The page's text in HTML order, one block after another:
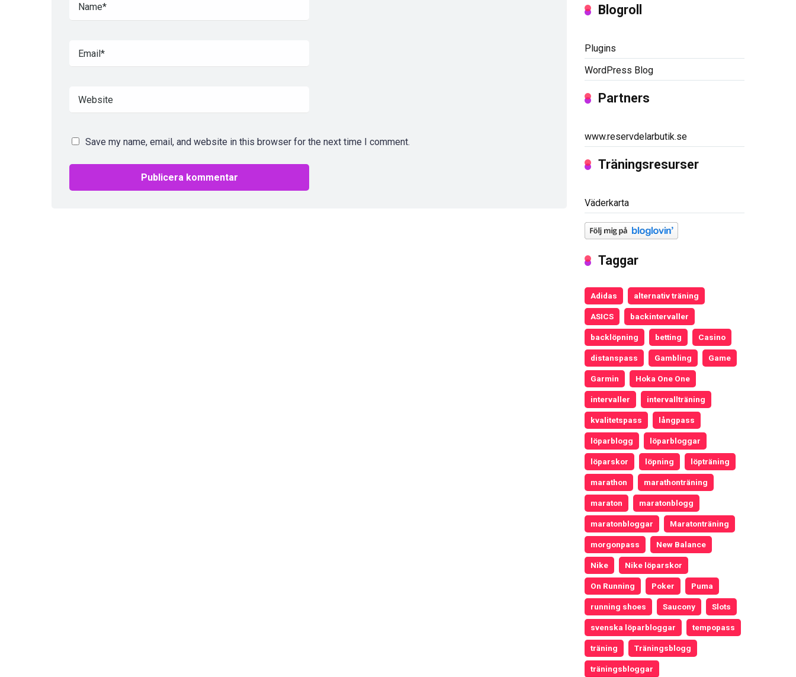
Save my name, email, and website in this browser for the next time I comment.
Blogroll
Plugins
WordPress Blog
Partners
www.reservdelarbutik.se
Träningsresurser
Väderkarta
Taggar
Adidas alternativ träning
ASICS backintervaller
backlöpning betting Casino
distanspass Gambling Game
Garmin Hoka One One
intervaller intervallträning
kvalitetspass långpass
löparblogg löparbloggar
löparskor löpning löpträning
marathon marathonträning
maraton maratonblogg
maratonbloggar Maratonträning
morgonpass New Balance
Nike Nike löparskor
On Running Poker Puma
running shoes Saucony Slots
svenska löparbloggar tempopass
träning Träningsblogg
träningsbloggar